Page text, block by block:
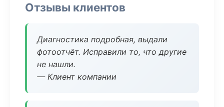
Отзывы клиентов
Диагностика подробная, выдали
фотоотчёт. Исправили то, что другие
не нашли.
— Клиент компании